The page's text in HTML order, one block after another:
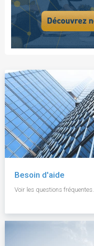
Besoin d'aide
Voir les questions fréquentes.